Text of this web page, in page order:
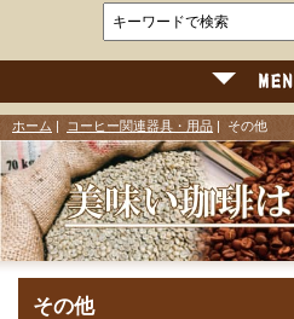
ホーム コーヒー関連器具・用品 | その他
その他